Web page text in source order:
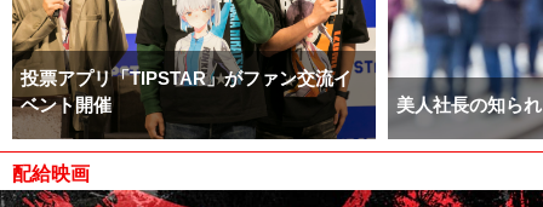
投票アプリ「TIPSTAR」がファン交流イ
ベント開催
美人社長の知ら
配給映画